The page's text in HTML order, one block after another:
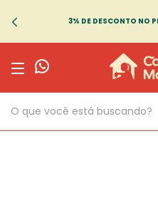
3% DE DESCONTO NO